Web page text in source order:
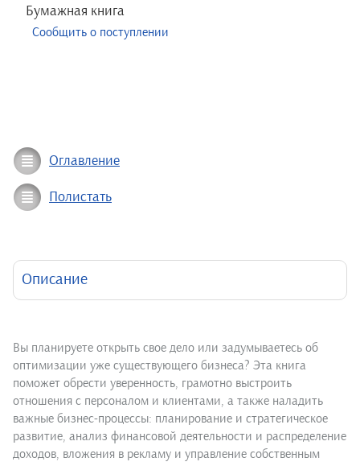
Бумажная книга
Сообщить о поступлении
Оглавление
Полистать
Описание
Вы планируете открыть свое дело или задумываетесь об
оптимизации уже существующего бизнеса? Эта книга
поможет обрести уверенность, грамотно выстроить
отношения с персоналом и клиентами, а также наладить
важные бизнес-процессы: планирование и стратегическое
развитие, анализ финансовой деятельности и распределение
доходов, вложения в рекламу и управление собственным